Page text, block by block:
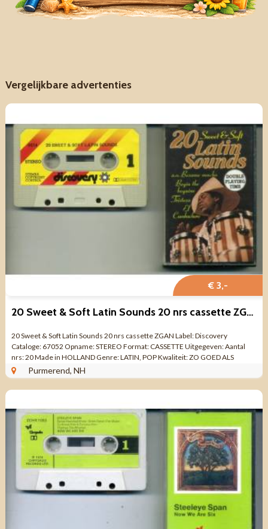
Vergelijkbare advertenties
€ 3,-
20 Sweet & Soft Latin Sounds 20 nrs cassette ZGAN
20 Sweet & Soft Latin Sounds 20 nrs cassette ZGAN Label: Discovery
Cataloge: 67052 Opname: STEREO Format: CASSETTE Uitgegeven: Aantal
nrs: 20 Made in HOLLAND Genre: LATIN, POP Kwaliteit: ZO GOED ALS
NIEUW - 1 - A1 El ...
Purmerend, NH